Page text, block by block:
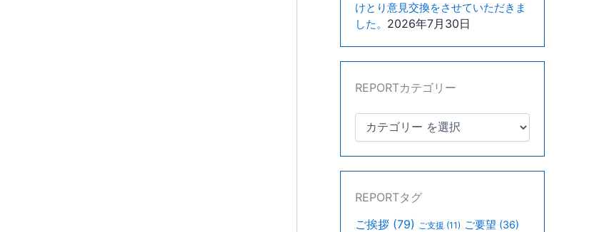
けとり意見交換をさせていただきま
した。 2026年7月30日
REPORTカテゴリー
REPORTタグ
ご挨拶 (79) ご支援 (11) ご要望 (36)